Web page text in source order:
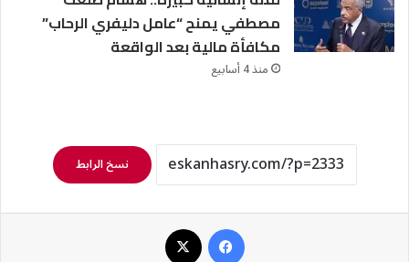
مصطفي يمنح “عامل دليفري الرحاب”
مكافأة مالية بعد الواقعة
منذ 4 أسابيع
نسخ الرابط